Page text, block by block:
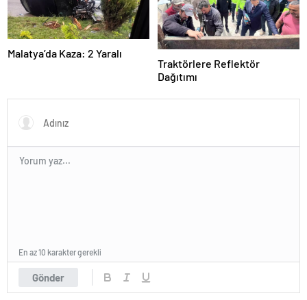
Malatya’da Kaza: 2 Yaralı
Traktörlere Reflektör
Dağıtımı
Gönder
En az 10 karakter gerekli